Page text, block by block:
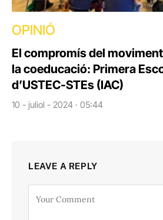
OPINIÓ
El compromís del
la coeducació: Primera
d’USTEC-STEs (IAC)
10 - juliol - 2024 · 05:44
LEAVE A REPLY